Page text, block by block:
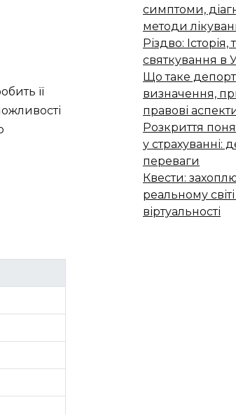
її
симптоми,
методи
Різдво: Історія,
святкування в
Що таке
визначення,
правові
Розкриття
у страхуванні:
переваги
Квести:
реальному світі
віртуальності